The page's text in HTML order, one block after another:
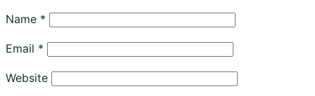
Name *
Email *
Website